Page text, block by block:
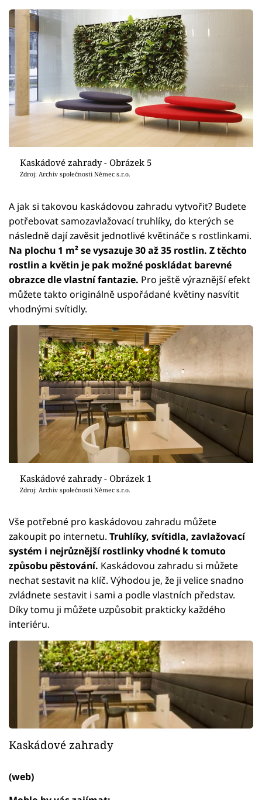
Kaskádové zahrady - Obrázek 5
Zdroj: Archiv společnosti Němec s.r.o.
A jak si takovou kaskádovou zahradu vytvořit? Budete
potřebovat samozavlažovací truhlíky, do kterých se
následně dají zavěsit jednotlivé květináče s rostlinkami.
Na plochu 1 m² se vysazuje 30 až 35 rostlin. Z těchto
rostlin a květin je pak možné poskládat barevné
obrazce dle vlastní fantazie. Pro ještě výraznější efekt
můžete takto originálně uspořádané květiny nasvítit
vhodnými svítidly.
Kaskádové zahrady - Obrázek 1
Zdroj: Archiv společnosti Němec s.r.o.
Vše potřebné pro kaskádovou zahradu můžete
zakoupit po internetu. Truhlíky, svítidla, zavlažovací
systém i nejrůznější rostlinky vhodné k tomuto
způsobu pěstování. Kaskádovou zahradu si můžete
nechat sestavit na klíč. Výhodou je, že ji velice snadno
zvládnete sestavit i sami a podle vlastních představ.
Díky tomu ji můžete uzpůsobit prakticky každého
interiéru.
Kaskádové zahrady
(web)